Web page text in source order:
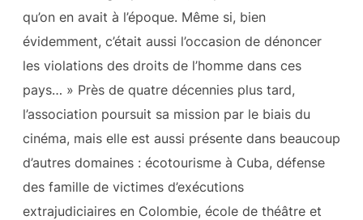
qu’on en avait à l’époque. Même si, bien
évidemment, c’était aussi l’occasion de dénoncer
les violations des droits de l’homme dans ces
pays… » Près de quatre décennies plus tard,
l’association poursuit sa mission par le biais du
cinéma, mais elle est aussi présente dans beaucoup
d’autres domaines : écotourisme à Cuba, défense
des famille de victimes d’exécutions
extrajudiciaires en Colombie, école de théâtre et